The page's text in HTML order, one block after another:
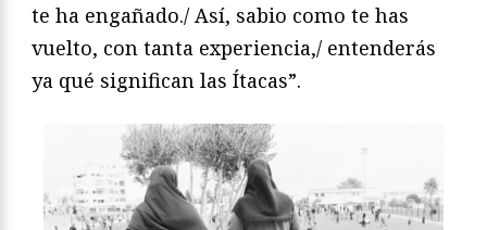
te ha engañado./ Así, sabio como te has
vuelto, con tanta experiencia,/ entenderás
ya qué significan las Ítacas”.